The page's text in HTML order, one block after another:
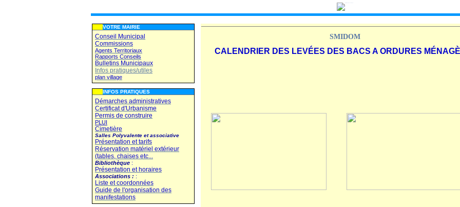
VOTRE MAIRIE
Conseil Municipal
Commissions
Agents Territoriaux
Rapports Conseils
Bulletins Municipaux
Infos pratiques/utiles
plan village
INFOS PRATIQUES
Démarches administratives
Certificat d'Urbanisme
Permis de construire
PLUI
Cimetière
Salles Polyvalente et associative
Présentation et tarifs
Réservation matériel extérieur
(tables, chaises etc...
Bibliothèque :
Présentation et horaires
Associations : :
Liste et coordonnées
Guide de l'organisation des
manifestations
SMIDOM
CALENDRIER DES LEVÉES DES BACS A ORDURES